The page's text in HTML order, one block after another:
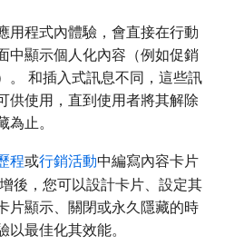
用程式內體驗，會直接在行動
中顯示個人化內容（例如促銷
。 和插入式訊息不同，這些訊
供使用，直到使用者將其解除
止。
程或行銷活動中編寫內容卡片
後，您可以設計卡片、設定其
片顯示、關閉或永久隱藏的時
以最佳化其效能。